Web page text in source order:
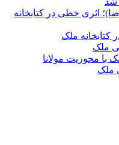
اثری خطی در کتابخانه
کتابخانه ملک
ملک
با محوریت مولانا
ملک